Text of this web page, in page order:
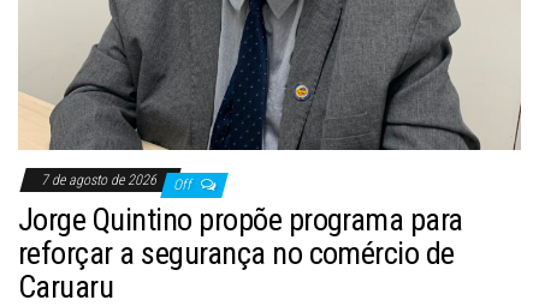
7 de agosto de 2026 Off
Jorge Quintino propõe programa para
reforçar a segurança no comércio de
Caruaru